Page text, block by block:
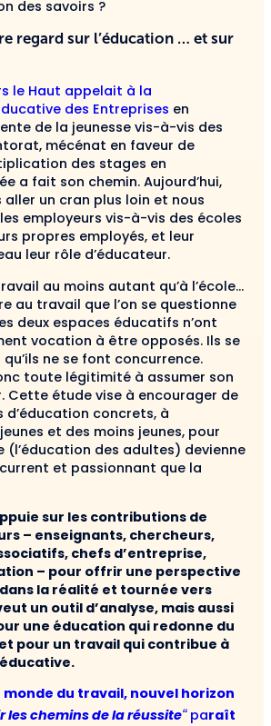
des savoirs ?
regard sur l’éducation … et sur
le Haut appelait à la
des Entreprises en
de la jeunesse vis-à-vis des
mécénat en faveur de
des stages en
a fait son chemin. Aujourd’hui,
un cran plus loin et nous
employeurs vis-à-vis des écoles
propres employés, et leur
leur rôle d’éducateur.
au moins autant qu’à l’école…
au travail que l’on se questionne
deux espaces éducatifs n’ont
vocation à être opposés. Ils se
ne se font concurrence.
toute légitimité à assumer son
Cette étude vise à encourager de
d’éducation concrets, à
et des moins jeunes, pour
(l’éducation des adultes) devienne
et passionnant que la
sur les contributions de
– enseignants, chercheurs,
chefs d’entreprise,
– pour offrir une perspective
la réalité et tournée vers
un outil d’analyse, mais aussi
une éducation qui redonne du
pour un travail qui contribue à
monde du travail, nouvel horizon
les chemins de la réussite“paraît